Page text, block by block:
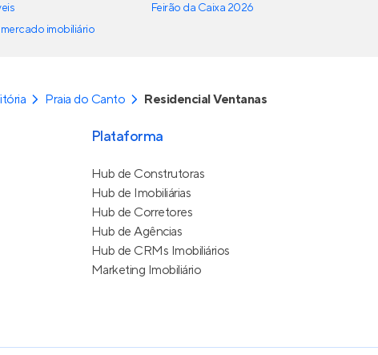
imobiliário
Feirão da Caixa 2026
Praia do Canto Residencial Ventanas
Plataforma
Hub de Construtoras
Hub de Imobiliárias
Hub de Corretores
Hub de Agências
Hub de CRMs Imobiliários
Marketing Imobiliário